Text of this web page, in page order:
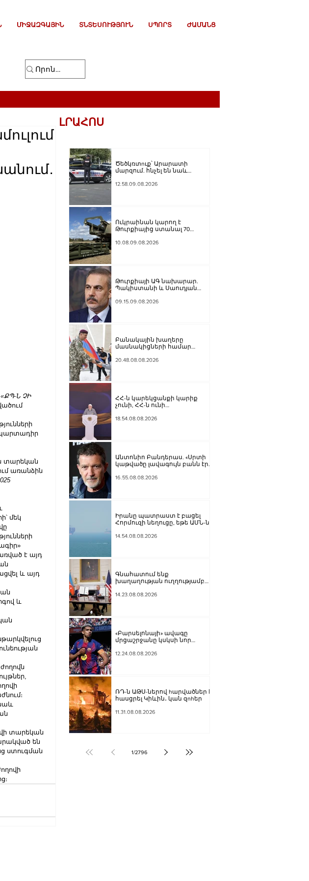
ՄԻՋԱԶԳԱՅԻՆ ՏՆՏԵՍՈՒԹՅՈՒՆ ՍՊՈՐՏ ԺԱՄԱՆՑ
«ՔՊ-Ն ՉԻ
պարտադիր
տարեկան
առանձին
մեկ
է այդ
և այդ
և
տարեկան
են
ստուգման
ԼՐԱՀՈՍ
Ծեծկռտnւք՝ Արարատի
մարզում. հնչել են նաև
վիրավnրներ
12.58.09.08.2026
Ուկրաինան կարող է
Թուրքիայից ստանալ 70
10.08.09.08.2026
Թուրքիայի ԱԳ նախարար.
Պակիստանի և Սաուդյան
պաշտպանական պակտը
09.15.09.08.2026
Բանակային խաղերը
մասնակիցների համար
ինքնադրսևորման նոր
հանդիսավոր արարողությանը
20.48.08.08.2026
ՀՀ-ն կարեկցանքի կարիք
չունի, ՀՀ-ն ունի
գործակցության կարիք․ Նիկոլ
18.54.08.08.2026
Անտոնիո Բանդերաս. «Սրտի
կաթվածը լավագույն բանն էր,
16.55.08.08.2026
Իրանը պատրաստ է բացել
Հորմուզի նեղուցը, եթե ԱՄՆ-ն
պայմանները. ԻՀՊԿ
14.54.08.08.2026
Գնահատում ենք
խաղաղության ուղղությամբ
ցուցաբերված քաղաքական
14.23.08.08.2026
«Բարսելոնայի» ավագը
մրցաշրջանը կսկսի նոր
Ռոմանո
12.24.08.08.2026
ՌԴ-ն ԱԹՍ-ներով hարվածներ է
հասցրել Կիևին․ կան զnhեր
11.31.08.08.2026
1/2796